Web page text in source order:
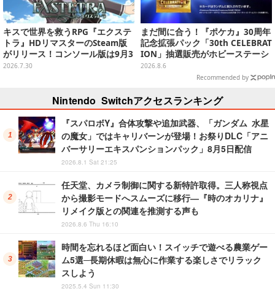
キスで世界を救うRPG『エクステ
トラ』HDリマスターのSteam版
がリリース！コンソール版は9月3
日に発売決定
2026.7.30
まだ間に合う！『ポケカ』30周年
記念拡張パック「30th CELEBRAT
ION」抽選販売がホビーステーシ
ョンで実施中、8月6日まで
2026.8.6
Recommended by
Nintendo Switchアクセスランキング
『スパロボY』合体攻撃や追加武器、「ガンダム 水星
の魔女」ではキャリバーンが登場！お祭りDLC「アニ
バーサリーエキスパンションパック」8月5日配信
2026.8.1 Sat 21:25
任天堂、カメラ制御に関する新特許取得。三人称視点
から撮影モードへスムーズに移行―『時のオカリナ』
リメイク版との関連を推測する声も
2026.8.6 Thu 16:10
時間を忘れるほど面白い！スイッチで遊べる農業ゲー
ム5選─長期休暇は無心に作業する楽しさでリラック
スしよう
2025.5.4 Sun 11:30